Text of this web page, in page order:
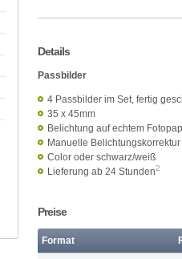
Details
Passbilder
4 Passbilder im Set, fertig
35 x 45mm
Belichtung auf echtem
Manuelle
Color oder schwarz/weiß
Lieferung ab 24 Stunden2
Preise
Format